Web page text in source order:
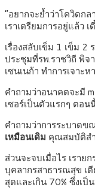
“อยากจะย้ำว่าโควิดก
เราเตรียมการอยู่แล้ว
เรื่องสลับเข็ม 1 เข็ม
ประชุมที่รพ.ราชวิถี พิจ
เซนเนก้า ทำการเจา
คำถามว่าอนาคตจะมี
เซอร์เป็นตัวแรกๆ ตอ
คำถามว่าการระบาด
เหมือนเดิม คุณสมบัติส
ส่วนจะจบเมื่อไร เราย
บุคลากรสาธารณสุข เ
สุดและเกิน 70% ซึ่ง